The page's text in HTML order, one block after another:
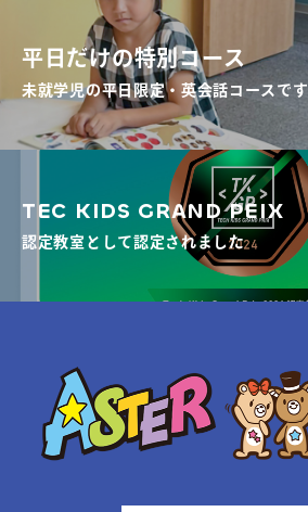
平日だけの特別コース
未就学児の平日限定・英会話コースです
TEC KIDS GRAND PEIX
認定教室として認定されました